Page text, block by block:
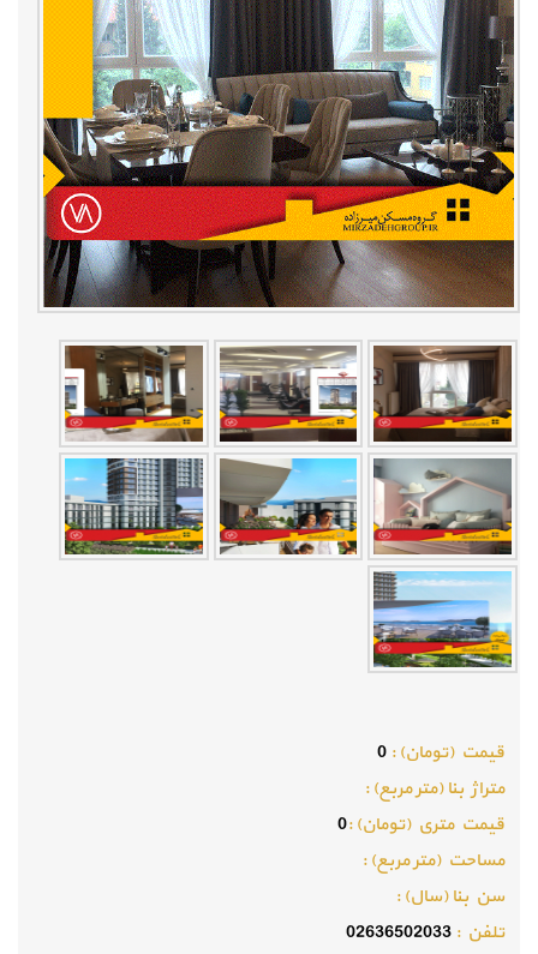
قيمت (تومان) :0
متراژ بنا (متر مربع) :
قيمت متري (تومان) :0
مساحت (متر مربع) :
سن بنا (سال) :
تلفن :02636502033